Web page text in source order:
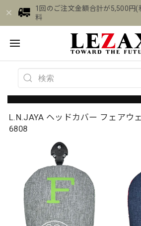
1回のご注文金額合計が5,500円(
料
L.N.JAYA ヘッドカバー フェアウ
6808